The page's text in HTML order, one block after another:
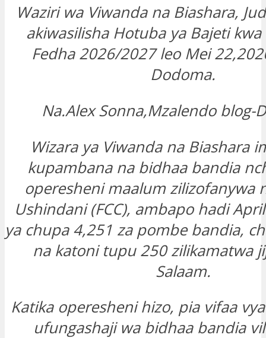
Waziri wa Viwanda na Biashara,
akiwasilisha Hotuba ya Bajeti
Fedha 2026/2027 leo Mei
Dodoma.
Na.Alex Sonna,Mzalendo blog-
Wizara ya Viwanda na Biashara
kupambana na bidhaa bandia
operesheni maalum zilizofanywa
Ushindani (FCC), ambapo hadi
ya chupa 4,251 za pombe bandia,
na katoni tupu 250 zilikamatwa
Salaam.
Katika operesheni hizo, pia vifaa
ufungashaji wa bidhaa bandia